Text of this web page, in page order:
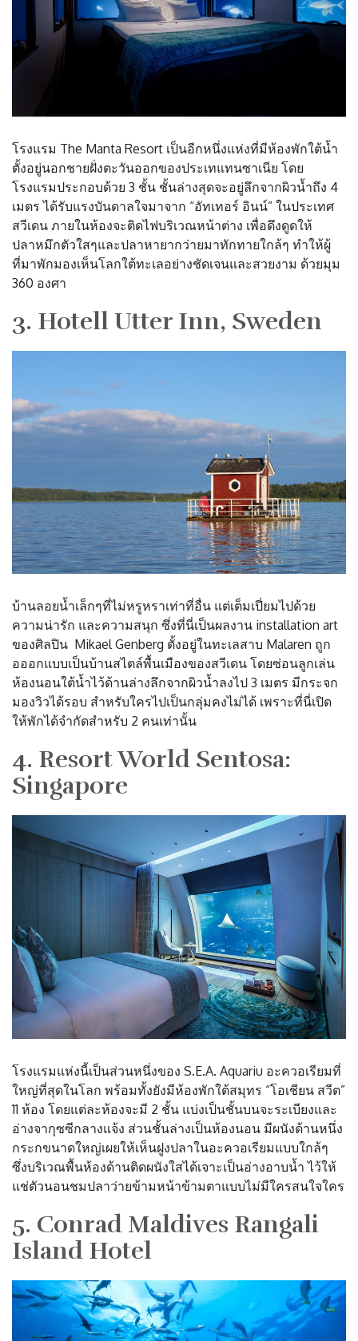
โรงแรม The Manta Resort เป็นอีกหนึ่งแห่งที่มีห้องพักใต้น้ำ
ตั้งอยู่นอกชายฝั่งตะวันออกของประเทแทนซาเนีย โดย
โรงแรมประกอบด้วย 3 ชั้น ชั้นล่างสุดจะอยู่ลึกจากผิวน้ำถึง 4
เมตร ได้รับแรงบันดาลใจมาจาก “อัทเทอร์ อินน์” ในประเทศ
สวีเดน ภายในห้องจะติดไฟบริเวณหน้าต่าง เพื่อดึงดูดให้
ปลาหมึกตัวใสๆและปลาหายากว่ายมาทักทายใกล้ๆ ทำให้ผู้
ที่มาพักมองเห็นโลกใต้ทะเลอย่างชัดเจนและสวยงาม ด้วยมุม
360 องศา
3. Hotell Utter Inn, Sweden
บ้านลอยน้ำเล็กๆที่ไม่หรูหราเท่าที่อื่น แต่เต็มเปี่ยมไปด้วย
ความน่ารัก และความสนุก ซึ่งที่นี่เป็นผลงาน installation art
ของศิลปิน Mikael Genberg ตั้งอยู่ในทะเลสาบ Malaren ถูก
อออกแบบเป็นบ้านสไตล์พื้นเมืองของสวีเดน โดยซ่อนลูกเล่น
ห้องนอนใต้น้ำไว้ด้านล่างลึกจากผิวน้ำลงไป 3 เมตร มีกระจก
มองวิวได้รอบ สำหรับใครไปเป็นกลุ่มคงไม่ได้ เพราะที่นี่เปิด
ให้พักได้จำกัดสำหรับ 2 คนเท่านั้น
4. Resort World Sentosa:
Singapore
โรงแรมแห่งนี้เป็นส่วนหนึ่งของ S.E.A. Aquariu อะควอเรียมที่
ใหญ่ที่สุดในโลก พร้อมทั้งยังมีห้องพักใต้สมุทร “โอเชียน สวีต”
11 ห้อง โดยแต่ละห้องจะมี 2 ชั้น แบ่งเป็นชั้นบนจะระเบียงและ
อ่างจากุซซีกลางแจ้ง ส่วนชั้นล่างเป็นห้องนอน มีผนังด้านหนึ่ง
กระกขนาดใหญ่เผยให้เห็นฝูงปลาในอะควอเรียมแบบใกล้ๆ
ซึ่งบริเวณพื้นห้องด้านติดผนังใสได้เจาะเป็นอ่างอาบน้ำ ไว้ให้
แช่ตัวนอนชมปลาว่ายข้ามหน้าข้ามตาแบบไม่มีใครสนใจใคร
5. Conrad Maldives Rangali
Island Hotel